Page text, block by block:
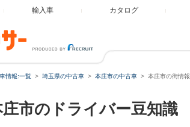
輸入車 カタログ
情報:一覧 埼玉県の中古車 本庄市の中古車 本庄市の街情報
市のドライバー豆知識